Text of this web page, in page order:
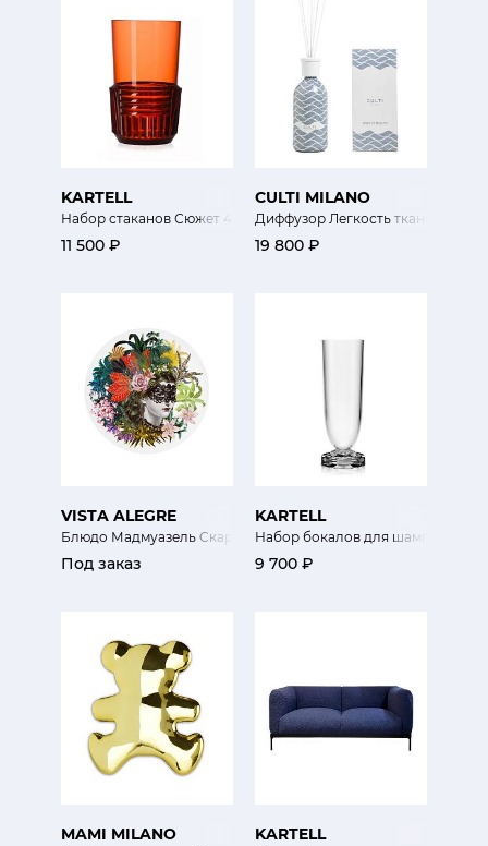
KARTELL
Набор стаканов Сюжет 4 шт
11 500 ₽
CULTI MILANO
Диффузор Легкость ткани Onde
19 800 ₽
VISTA ALEGRE
Блюдо Мадмуазель Скарлет
Под заказ
KARTELL
Набор бокалов для
9 700 ₽
MAMI MILANO KARTELL